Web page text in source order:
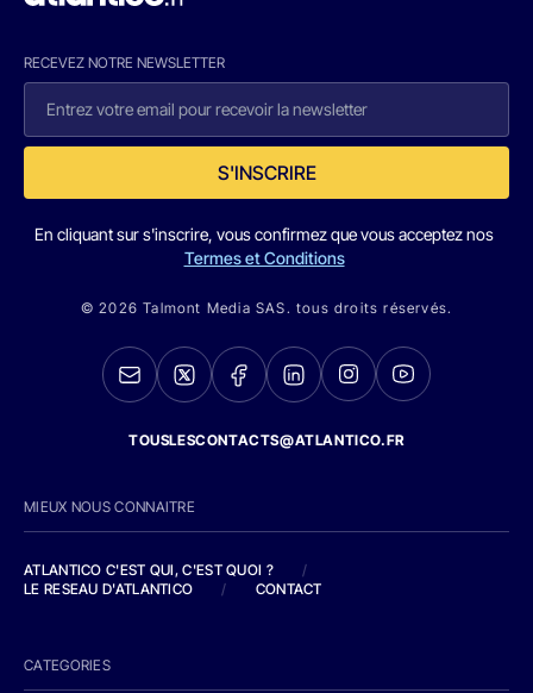
RECEVEZ NOTRE NEWSLETTER
S'INSCRIRE
En cliquant sur s'inscrire, vous confirmez que vous acceptez nos
Termes et Conditions
© 2026 Talmont Media SAS. tous droits réservés.
TOUSLESCONTACTS@ATLANTICO.FR
MIEUX NOUS CONNAITRE
ATLANTICO C'EST QUI, C'EST QUOI ?
/
LE RESEAU D'ATLANTICO
/ CONTACT
CATEGORIES